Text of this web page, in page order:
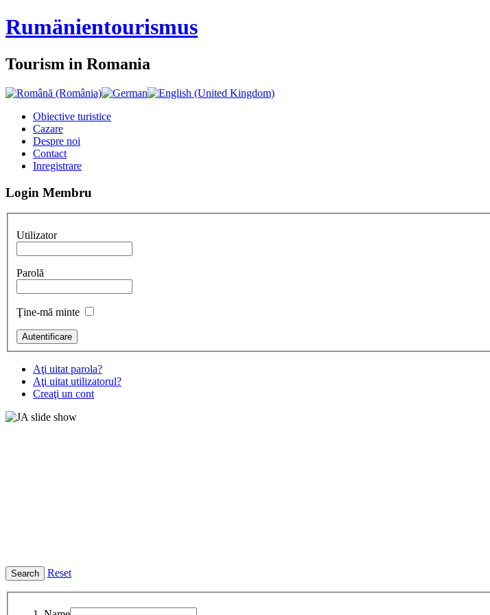
Rumänientourismus
Tourism in Romania
Obiective turistice
Cazare
Despre noi
Contact
Inregistrare
Login Membru
Utilizator
Parolă
Ţine-mă minte
Aţi uitat parola?
Aţi uitat utilizatorul?
Creaţi un cont
Reset